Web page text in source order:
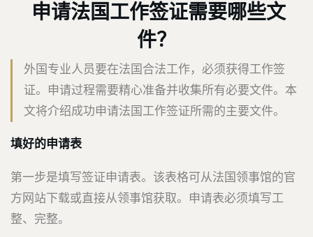
申请法国工作签证需要哪些文
件？
外国专业人员要在法国合法工作，必须获得工作签
证。申请过程需要精心准备并收集所有必要文件。本
文将介绍成功申请法国工作签证所需的主要文件。
填好的申请表
第一步是填写签证申请表。该表格可从法国领事馆的官
方网站下载或直接从领事馆获取。申请表必须填写工
整、完整。